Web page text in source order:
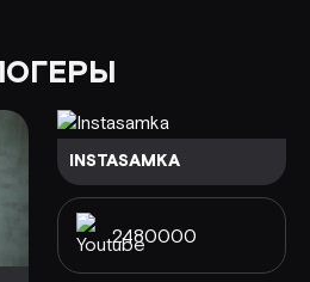
INSTASAMKA
2480000